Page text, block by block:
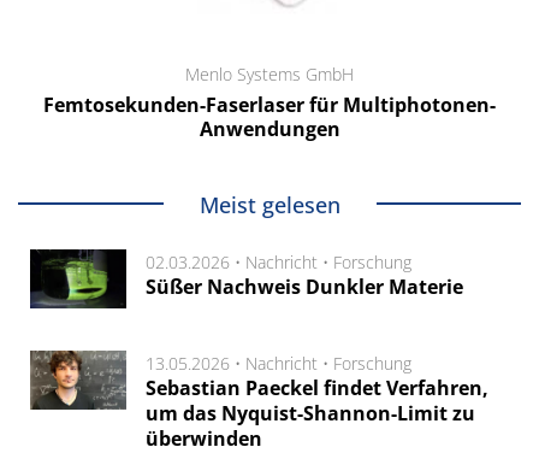
Menlo Systems GmbH
Femtosekunden-Faserlaser für Multiphotonen-
Anwendungen
Meist gelesen
02.03.2026 • Nachricht • Forschung
Süßer Nachweis Dunkler Materie
13.05.2026 • Nachricht • Forschung
Sebastian Paeckel findet Verfahren,
um das Nyquist-Shannon-Limit zu
überwinden